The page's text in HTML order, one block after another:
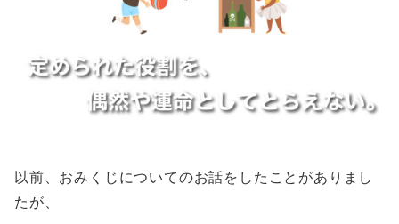
以前、おみくじについてのお話をしたことがありまし
たが、